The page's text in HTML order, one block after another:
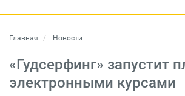
Главная Новости
«Гудсерфинг» запустит
электронными курсами